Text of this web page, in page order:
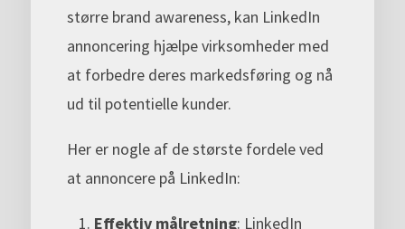
større brand awareness, kan LinkedIn
annoncering hjælpe virksomheder med
at forbedre deres markedsføring og nå
ud til potentielle kunder.
Her er nogle af de største fordele ved
at annoncere på LinkedIn:
Effektiv målretning: LinkedIn